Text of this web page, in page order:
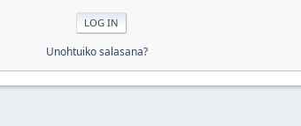
Unohtuiko salasana?